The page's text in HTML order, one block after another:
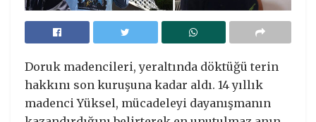
Doruk madencileri, yeraltında döktüğü terin
hakkını son kuruşuna kadar aldı. 14 yıllık
madenci Yüksel, mücadeleyi dayanışmanın